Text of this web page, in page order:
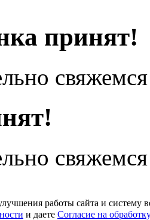
принят!
работы сайта и систему
и даете Согласие на